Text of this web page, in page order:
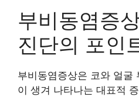
부비동염증
진단의 포인
부비동염증상은 코와 얼굴
이 생겨 나타나는 대표적